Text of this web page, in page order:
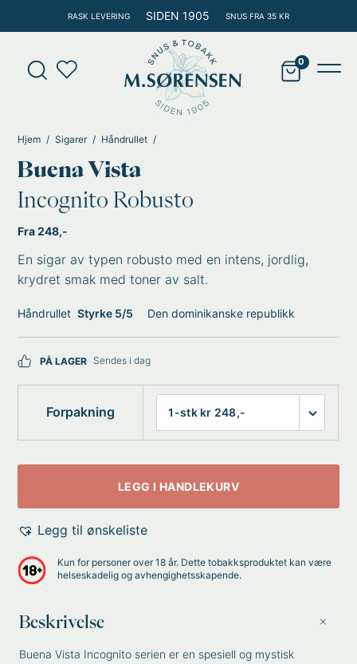
rett
innholdet
RASK LEVERING SIDEN 1905 SNUS FRA 35 KR
Products
search
Hjem Sigarer Håndrullet
Buena Vista
Incognito Robusto
Fra 248,-
En sigar av typen robusto med en intens, jordlig,
krydret smak med toner av salt.
Håndrullet Styrke 5/5 Den dominikanske republikk
PÅ LAGER Sendes i dag
Forpakning
LEGG I HANDLEKURV
Legg til ønskeliste
Kun for personer over 18 år. Dette tobakksproduktet kan være
helseskadelig og avhengighetsskapende.
Beskrivelse
Buena Vista Incognito serien er en spesiell og mystisk